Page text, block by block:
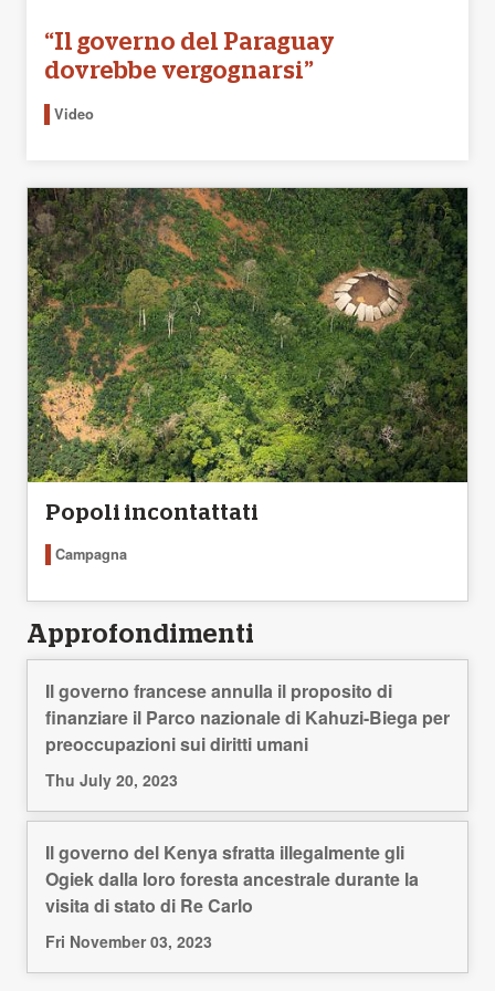
“Il governo del Paraguay
dovrebbe vergognarsi”
Video
Popoli incontattati
Campagna
Approfondimenti
Il governo francese annulla il proposito di
finanziare il Parco nazionale di Kahuzi-Biega per
preoccupazioni sui diritti umani
Thu July 20, 2023
Il governo del Kenya sfratta illegalmente gli
Ogiek dalla loro foresta ancestrale durante la
visita di stato di Re Carlo
Fri November 03, 2023